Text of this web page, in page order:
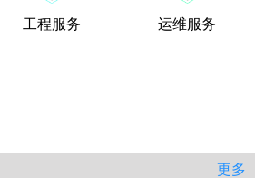
工程服务 运维服务
更多